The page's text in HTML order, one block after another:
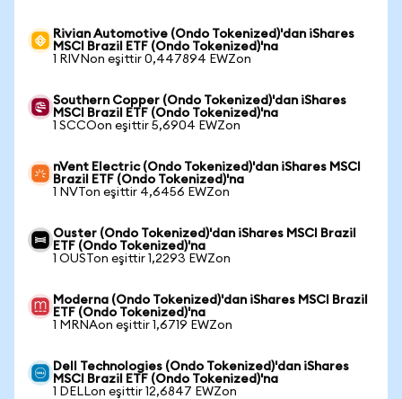
Rivian Automotive (Ondo Tokenized)'dan iShares
MSCI Brazil ETF (Ondo Tokenized)'na
1 RIVNon eşittir 0,447894 EWZon
Southern Copper (Ondo Tokenized)'dan iShares
MSCI Brazil ETF (Ondo Tokenized)'na
1 SCCOon eşittir 5,6904 EWZon
nVent Electric (Ondo Tokenized)'dan iShares MSCI
Brazil ETF (Ondo Tokenized)'na
1 NVTon eşittir 4,6456 EWZon
Ouster (Ondo Tokenized)'dan iShares MSCI Brazil
ETF (Ondo Tokenized)'na
1 OUSTon eşittir 1,2293 EWZon
Moderna (Ondo Tokenized)'dan iShares MSCI Brazil
ETF (Ondo Tokenized)'na
1 MRNAon eşittir 1,6719 EWZon
Dell Technologies (Ondo Tokenized)'dan iShares
MSCI Brazil ETF (Ondo Tokenized)'na
1 DELLon eşittir 12,6847 EWZon